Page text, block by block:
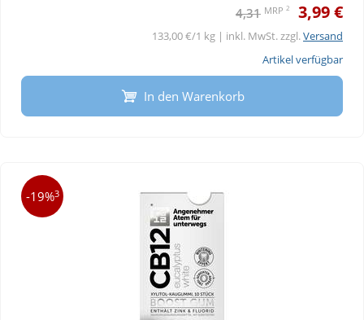
4,31 MRP 2 3,99 €
133,00 €/1 kg | inkl. MwSt. zzgl.Versand
Artikel verfügbar
In den Warenkorb
-19%3